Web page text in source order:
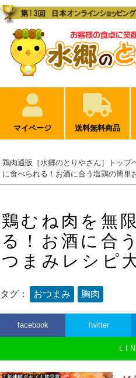
マイページ 送料無料商品
鶏肉通販［水郷のとりやさん］トップ
に食べられる！お酒に合う塩鶏の簡単
鶏むね肉を無
る！お酒に合
つまみレシピ
タグ： おつまみ 胸肉
facebook Twitter
L I